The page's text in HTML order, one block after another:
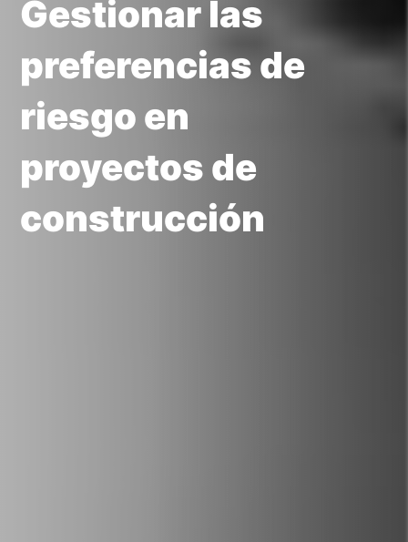
Gestionar las
preferencias de
riesgo en
proyectos de
construcción